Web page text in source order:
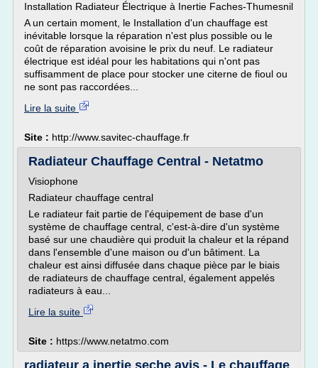
Installation Radiateur Électrique à Inertie Faches-Thumesnil
A un certain moment, le Installation d'un chauffage est
inévitable lorsque la réparation n'est plus possible ou le
coût de réparation avoisine le prix du neuf. Le radiateur
électrique est idéal pour les habitations qui n'ont pas
suffisamment de place pour stocker une citerne de fioul ou
ne sont pas raccordées...
Lire la suite
Site : http://www.savitec-chauffage.fr
Radiateur Chauffage Central - Netatmo
Visiophone
Radiateur chauffage central
Le radiateur fait partie de l'équipement de base d'un
système de chauffage central, c'est-à-dire d'un système
basé sur une chaudière qui produit la chaleur et la répand
dans l'ensemble d'une maison ou d'un bâtiment. La
chaleur est ainsi diffusée dans chaque pièce par le biais
de radiateurs de chauffage central, également appelés
radiateurs à eau...
Lire la suite
Site : https://www.netatmo.com
radiateur a inertie seche avis - Le chauffage